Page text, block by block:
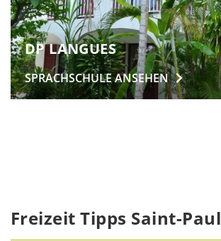
DP LANGUES
SPRACHSCHULEANSEHEN
Freizeit Tipps Saint-Paul